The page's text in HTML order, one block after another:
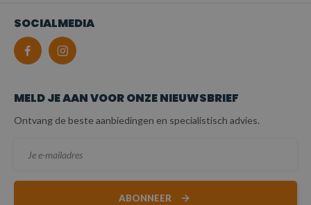
SOCIALMEDIA
MELD JE AAN VOOR ONZE NIEUWSBRIEF
Ontvang de beste aanbiedingen en specialistisch advies.
ABONNEER